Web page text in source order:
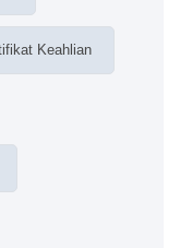
Keahlian